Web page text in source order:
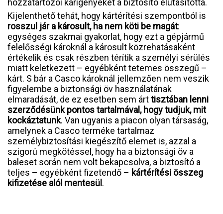
hozzátartozói kárigényeket a biztosító elutasította.
Kijelenthető tehát, hogy kártérítési szempontból is
rosszul jár a károsult, ha nem köti be magát:
egységes szakmai gyakorlat, hogy ezt a gépjármű
felelősségi károknál a károsult közrehatásaként
értékelik és csak részben térítik a személyi sérülés
miatt keletkezett – egyébként tetemes összegű –
kárt. S bár a Casco károknál jellemzően nem veszik
figyelembe a biztonsági öv használatának
elmaradását, de ez esetben sem árttisztában lenni
szerződésünk pontos tartalmával, hogy tudjuk, mit
kockáztatunk. Van ugyanis a piacon olyan társaság,
amelynek a Casco terméke tartalmaz
személybiztosítási kiegészítő elemet is, azzal a
szigorú megkötéssel, hogy ha a biztonsági öv a
baleset során nem volt bekapcsolva, a biztosító a
teljes – egyébként fizetendő – kártérítési összeg
kifizetése alól mentesül.